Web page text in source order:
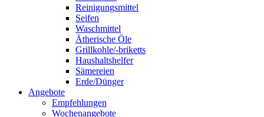
Reinigungsmittel
Seifen
Waschmittel
Ätherische Öle
Grillkohle/-briketts
Haushaltshelfer
Sämereien
Erde/Dünger
Angebote
Empfehlungen
Wochenangebote